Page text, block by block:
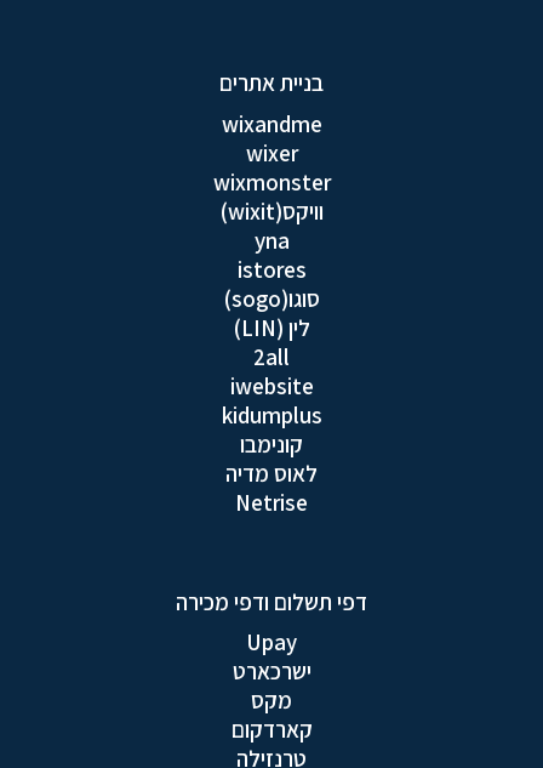
בניית אתרים
wixandme
wixer
wixmonster
וויקס(wixit)
yna
istores
סוגו(sogo)
לין (LIN)
2all
iwebsite
kidumplus
קונימבו
לאוס מדיה
Netrise
דפי תשלום ודפי מכירה
Upay
ישרכארט
מקס
קארדקום
טרנזילה